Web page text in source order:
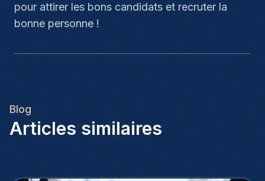
pour attirer les bons candidats et recruter la
bonne personne !
Blog
Articles similaires